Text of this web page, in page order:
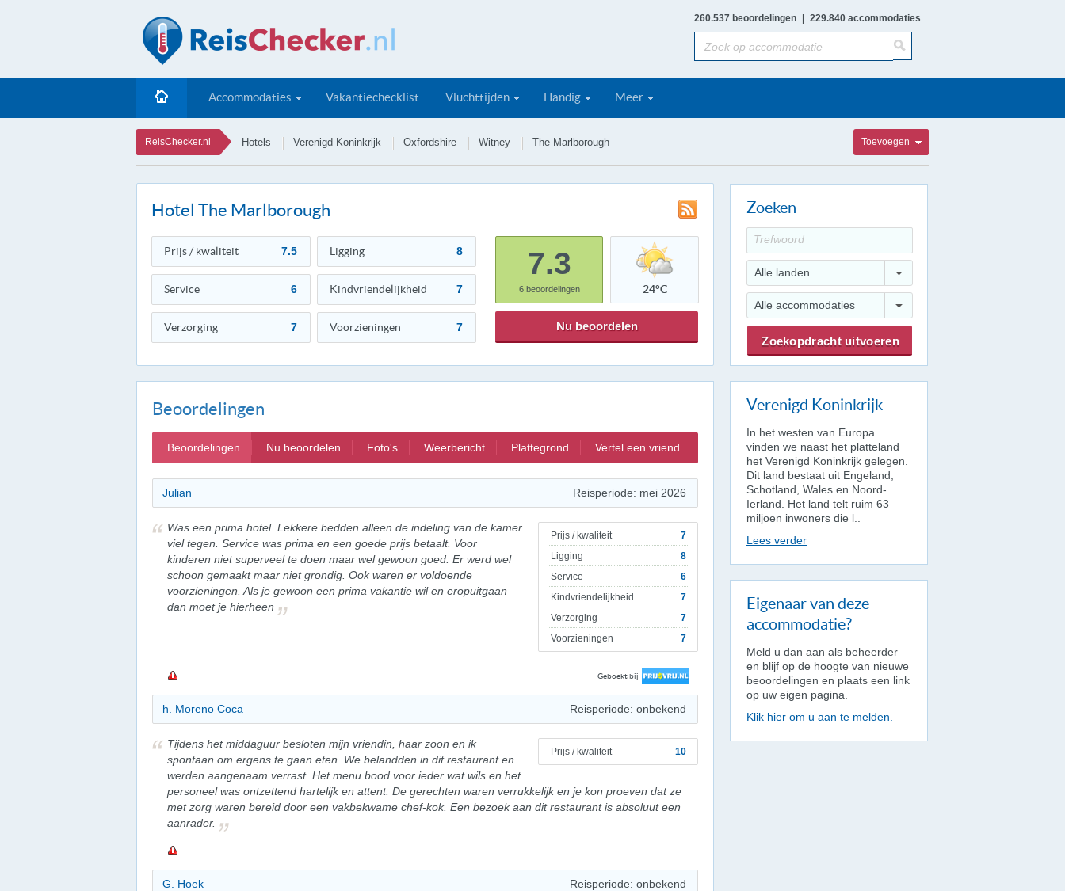
260.537 beoordelingen 229.840 accommodaties
Accommodaties Vakantiechecklist Vluchttijden Handig Meer
ReisChecker.nl Hotels Verenigd Koninkrijk Oxfordshire Witney The Marlborough Toevoegen
Hotel The Marlborough
Prijs / kwaliteit 7.5 Ligging 8
Service 6 Kindvriendelijkheid 7
Verzorging 7 Voorzieningen 7
7.3
6beoordelingen 24°C
Nu beoordelen
Beoordelingen
Beoordelingen Nu beoordelen Foto's Weerbericht Plattegrond Vertel een vriend
Julian Reisperiode: mei 2026
Prijs / kwaliteit
7
Ligging
8
Service
6
Kindvriendelijkheid
7
Verzorging
7
Voorzieningen
7
Was een prima hotel. Lekkere bedden alleen de indeling van de kamer
viel tegen. Service was prima en een goede prijs betaalt. Voor
kinderen niet superveel te doen maar wel gewoon goed. Er werd wel
schoon gemaakt maar niet grondig. Ook waren er voldoende
voorzieningen. Als je gewoon een prima vakantie wil en eropuitgaan
dan moet je hierheen
Geboekt bij
h. Moreno Coca Reisperiode: onbekend
Prijs / kwaliteit 10
Tijdens het middaguur besloten mijn vriendin, haar zoon en ik
spontaan om ergens te gaan eten. We belandden in dit restaurant en
werden aangenaam verrast. Het menu bood voor ieder wat wils en het
personeel was ontzettend hartelijk en attent. De gerechten waren verrukkelijk en je kon proeven dat ze
met zorg waren bereid door een vakbekwame chef-kok. Een bezoek aan dit restaurant is absoluut een
aanrader.
G. Hoek Reisperiode: onbekend
Zoeken
Alle landen
Alle accommodaties
Verenigd Koninkrijk
In het westen van Europa
vinden we naast het platteland
het Verenigd Koninkrijk gelegen.
Dit land bestaat uit Engeland,
Schotland, Wales en Noord-
Ierland. Het land telt ruim 63
miljoen inwoners die l..
Lees verder
Eigenaar van deze
accommodatie?
Meld u dan aan als beheerder
en blijf op de hoogte van nieuwe
beoordelingen en plaats een link
op uw eigen pagina.
Klik hier om u aan te melden.